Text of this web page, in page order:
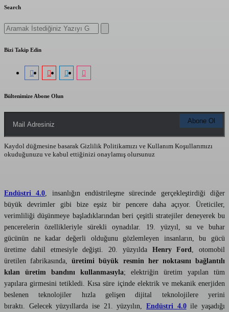
Search
Search
for:
Bizi Takip Edin
Bültenimize Abone Olun
Kaydol düğmesine basarak Gizlilik Politikamızı ve Kullanım Koşullarımızı
okuduğunuzu ve kabul ettiğinizi onaylamış olursunuz
Endüstri 4.0 , insanlığın endüstrileşme sürecinde gerçekleştirdiği diğer
büyük devrimler gibi bize eşsiz bir pencere daha açıyor. Üreticiler,
verimliliği düşünmeye başladıklarından beri çeşitli stratejiler deneyerek bu
pencerelerin özellikleriyle sürekli oynadılar. 19. yüzyıl, su ve buhar
gücünün ne kadar değerli olduğunu gözlemleyen insanların, bu gücü
üretime dahil etmesiyle değişti. 20. yüzyılda Henry Ford , otomobil
üretilen fabrikasında,üretimi büyük resmin her noktasını bağlantılı
kılan üretim bandını kullanmasıyla; elektriğin üretim yapılan tüm
yapılara girmesini tetikledi. Kısa süre içinde elektrik ve mekanik enerjiden
beslenen teknolojiler hızla gelişen dijital teknolojilere yerini
bıraktı. Gelecek yüzyıllarda ise 21. yüzyılın,Endüstri 4.0ile yaşadığı